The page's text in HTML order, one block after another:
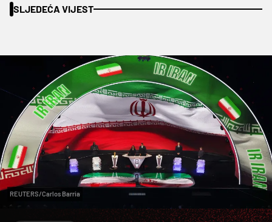
SLJEDEĆA VIJEST
REUTERS/Carlos Barria